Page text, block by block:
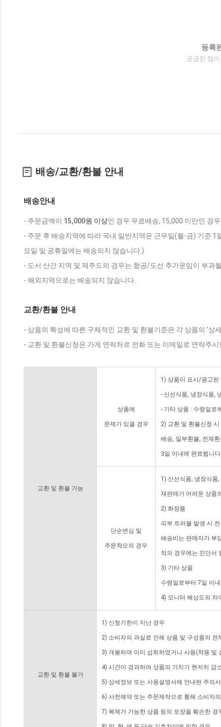
등록
궁금한 점
배송/교환/환불 안내
배송안내
- 주문금액이 15,000원 이상인 경우 무료배송, 15,000 미만인 경
- 주문 후 배송지역에 따라 국내 일반지역은 근무일(월-금) 기준
요일 및 공휴일에는 배송되지 않습니다.)
- 도서 산간 지역 및 제주도의 경우는 항공/도선 추가운임이 부과
- 해외지역으로는 배송되지 않습니다.
교환/환불 안내
- 상품의 특성에 따른 구체적인 교환 및 환불기준은 각 상품의 '상
- 교환 및 환불신청은 가게 연락처로 전화 또는 이메일로 연락주
교환 및 환불 가능
상품에
문제가 있을 경우
1) 상품이 표시/광고된
- 신선식품, 냉장식품,
- 기타 상품 : 수령일로
2) 교환 및 환불신청
배송, 일부환불, 전체
3일 이내에 완료됩니
단순변심 및
주문착오의 경우
1) 신선식품, 냉장식품
재판매가 어려운 상품
2) 화장품
피부 트러블 발생 시
배송비는 판매자가 부
적의 경우에는 진단서
3) 기타 상품
수령일로부터 7일 이
4) 모니터 해상도의 차
교환 및 환불 불가
1) 신청기한이 지난 경우
2) 소비자의 과실로 인해 상품 및 구성품의
3) 개봉하여 이미 섭취하였거나 사용(착용 및
4) 시간이 경과하여 상품의 가치가 현저히 감
5) 상세정보 또는 사용설명서에 안내된 주의
6) 사전예약 또는 주문제작으로 통해 소비자
7) 복제가 가능한 상품 등의 포장을 훼손한 경